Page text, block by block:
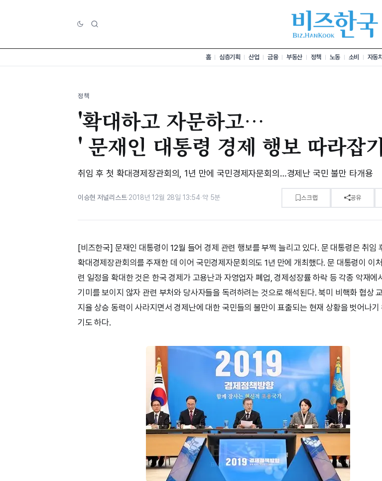
홈 심층기획 산업 금융 부동산 정책 노동 소비 자동
정책
'확대하고 자문하고…
' 문재인 대통령 경제 행보 따라잡기
취임 후 첫 확대경제장관회의, 1년 만에 국민경제자문회의…경제난 국민 불만 타개용
이승현 저널리스트·2018년 12월 28일 13:54·약 5분 스크랩 공유
[비즈한국] 문재인 대통령이 12월 들어 경제 관련 행보를 부쩍 늘리고 있다. 문 대통령은 취임
확대경제장관회의를 주재한 데 이어 국민경제자문회의도 1년 만에 개최했다. 문 대통령이 이
련 일정을 확대한 것은 한국 경제가 고용난과 자영업자 폐업, 경제성장률 하락 등 각종 악재에
기미를 보이지 않자 관련 부처와 당사자들을 독려하려는 것으로 해석된다. 북미 비핵화 협상
지율 상승 동력이 사라지면서 경제난에 대한 국민들의 불만이 표출되는 현재 상황을 벗어나기
기도 하다.